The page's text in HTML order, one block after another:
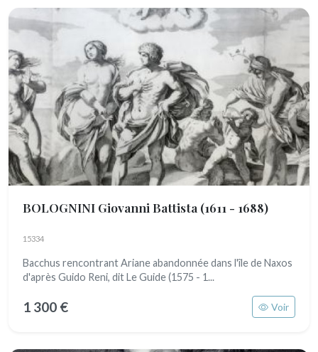
BOLOGNINI Giovanni Battista (1611 - 1688)
15334
Bacchus rencontrant Ariane abandonnée dans l'île de Naxos
d'après Guido Reni, dit Le Guide (1575 - 1...
1 300 € Voir